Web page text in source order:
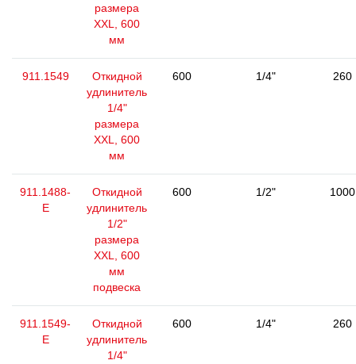
размера
XXL, 600
мм
911.1549
Откидной
удлинитель
1/4"
размера
XXL, 600
мм
600 1/4" 260
911.1488-
E
Откидной
удлинитель
1/2"
размера
XXL, 600
мм
подвеска
600 1/2" 1000
911.1549-
E
Откидной
удлинитель
1/4"
600 1/4" 260